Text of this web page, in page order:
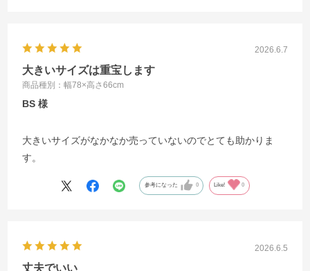
2026.6.7
大きいサイズは重宝します
商品種別：幅78×高さ66cm
BS
大きいサイズがなかなか売っていないのでとても助かりま
す。
参考になった 0 Like! 0
2026.6.5
丈夫でいい